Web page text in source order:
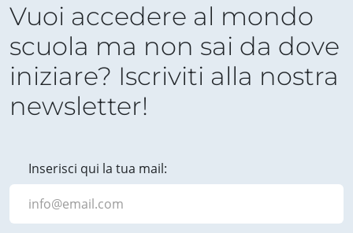
Vuoi accedere al mondo
scuola ma non sai da dove
iniziare? Iscriviti alla nostra
newsletter!
Inserisci qui la tua mail: